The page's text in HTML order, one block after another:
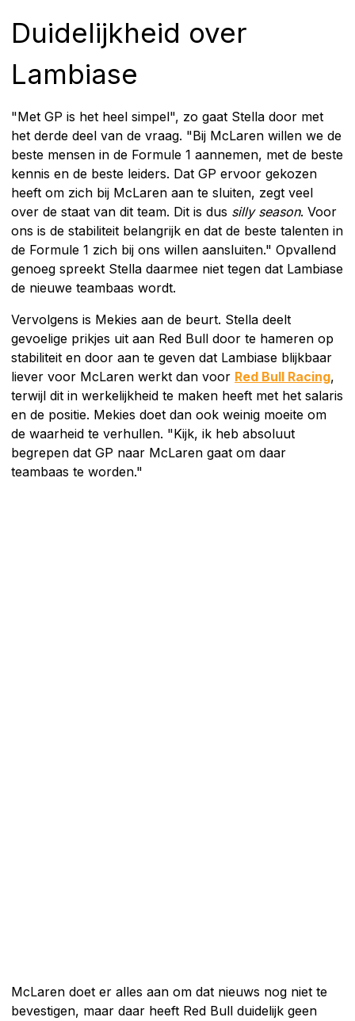
Duidelijkheid over
Lambiase
"Met GP is het heel simpel", zo gaat Stella door met
het derde deel van de vraag. "Bij McLaren willen we de
beste mensen in de Formule 1 aannemen, met de beste
kennis en de beste leiders. Dat GP ervoor gekozen
heeft om zich bij McLaren aan te sluiten, zegt veel
over de staat van dit team. Dit is dus silly season. Voor
ons is de stabiliteit belangrijk en dat de beste talenten in
de Formule 1 zich bij ons willen aansluiten." Opvallend
genoeg spreekt Stella daarmee niet tegen dat Lambiase
de nieuwe teambaas wordt.
Vervolgens is Mekies aan de beurt. Stella deelt
gevoelige prikjes uit aan Red Bull door te hameren op
stabiliteit en door aan te geven dat Lambiase blijkbaar
liever voor McLaren werkt dan voor Red Bull Racing,
terwijl dit in werkelijkheid te maken heeft met het salaris
en de positie. Mekies doet dan ook weinig moeite om
de waarheid te verhullen. "Kijk, ik heb absoluut
begrepen dat GP naar McLaren gaat om daar
teambaas te worden."
McLaren doet er alles aan om dat nieuws nog niet te
bevestigen, maar daar heeft Red Bull duidelijk geen